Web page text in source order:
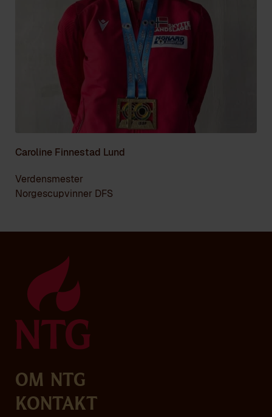
Caroline Finnestad Lund
Verdensmester
Norgescupvinner DFS
Om NTG
Kontakt